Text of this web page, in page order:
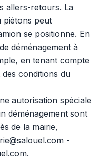
allers-retours. La
piétons peut
se positionne. En
déménagement à
en tenant compte
conditions du
autorisation spéciale
déménagement sont
de la mairie,
-